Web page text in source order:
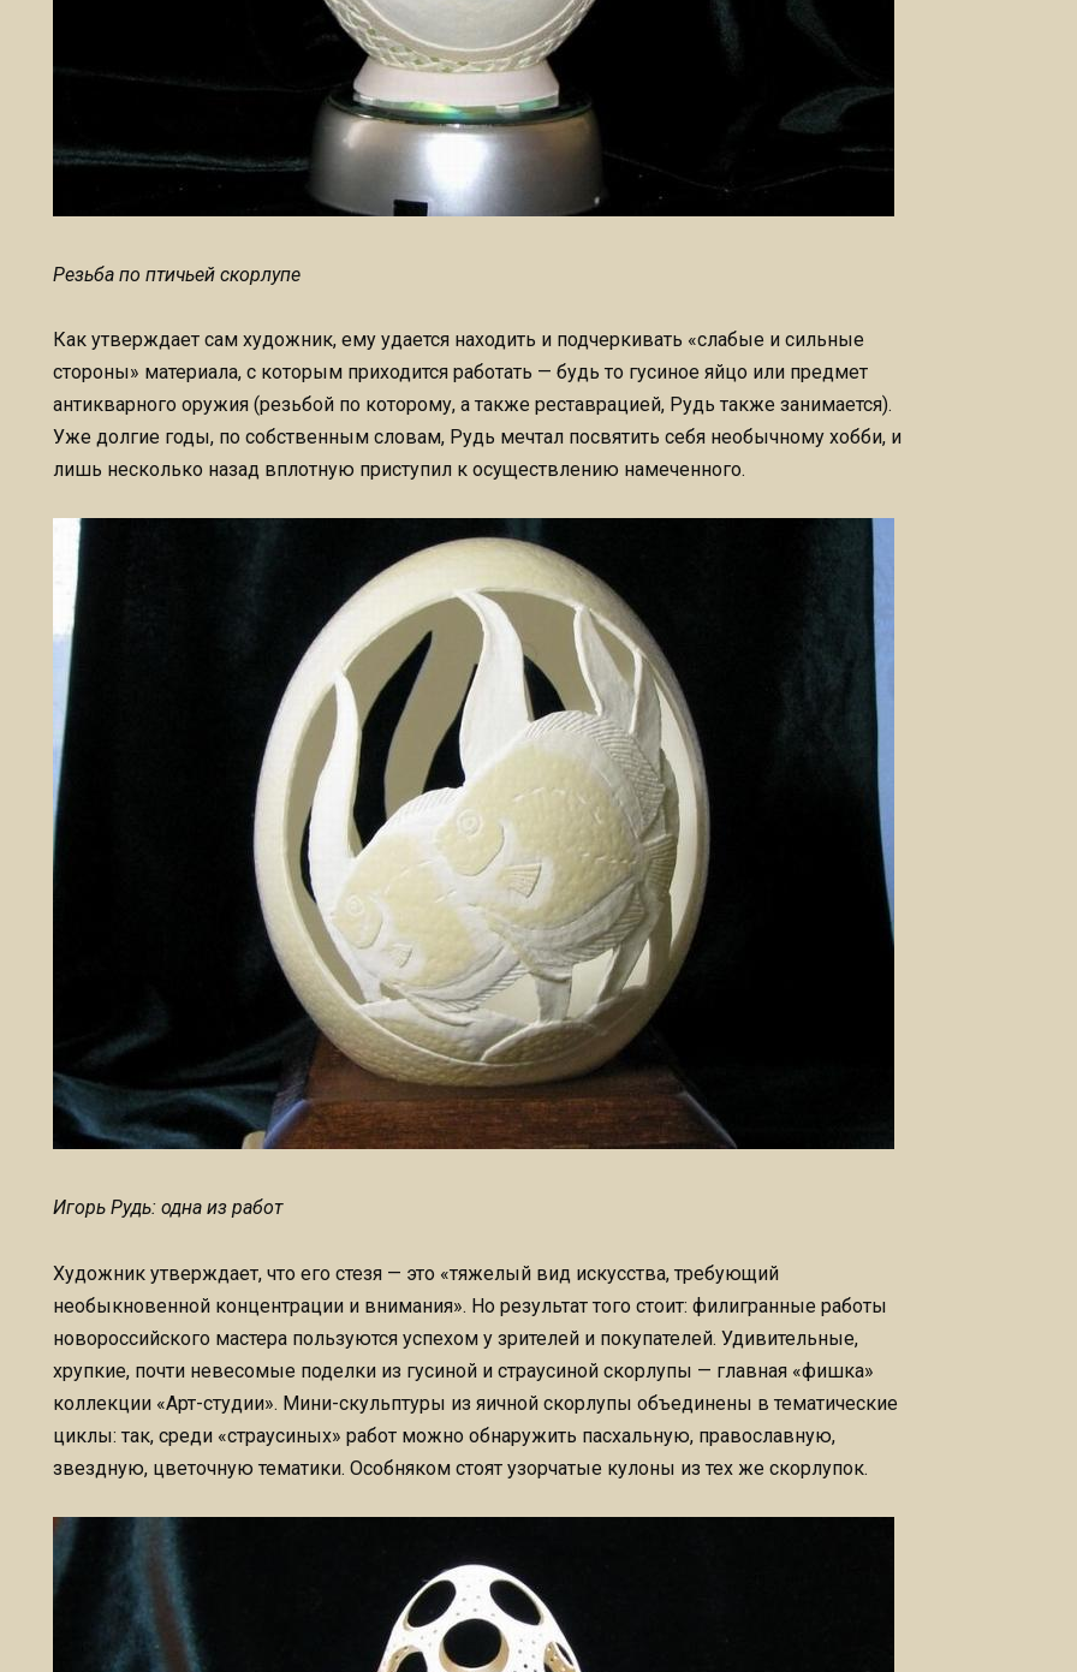
Резьба по птичьей скорлупе
Как утверждает сам художник, ему удается находить и подчеркивать «слабые и сильные
стороны» материала, с которым приходится работать — будь то гусиное яйцо или предмет
антикварного оружия (резьбой по которому, а также реставрацией, Рудь также занимается).
Уже долгие годы, по собственным словам, Рудь мечтал посвятить себя необычному хобби, и
лишь несколько назад вплотную приступил к осуществлению намеченного.
Игорь Рудь: одна из работ
Художник утверждает, что его стезя — это «тяжелый вид искусства, требующий
необыкновенной концентрации и внимания». Но результат того стоит: филигранные работы
новороссийского мастера пользуются успехом у зрителей и покупателей. Удивительные,
хрупкие, почти невесомые поделки из гусиной и страусиной скорлупы — главная «фишка»
коллекции «Арт-студии». Мини-скульптуры из яичной скорлупы объединены в тематические
циклы: так, среди «страусиных» работ можно обнаружить пасхальную, православную,
звездную, цветочную тематики. Особняком стоят узорчатые кулоны из тех же скорлупок.